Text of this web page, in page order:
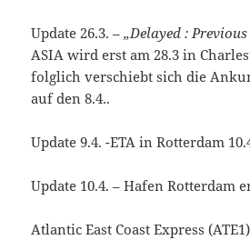
Update 26.3. –„Delayed :
ASIA wird erst am 28.3 in
folglich verschiebt sich die
auf den 8.4..
Update 9.4. -ETA in Rotterdam
Update 10.4. – Hafen Rotterdam
Atlantic East Coast Express (ATE1)